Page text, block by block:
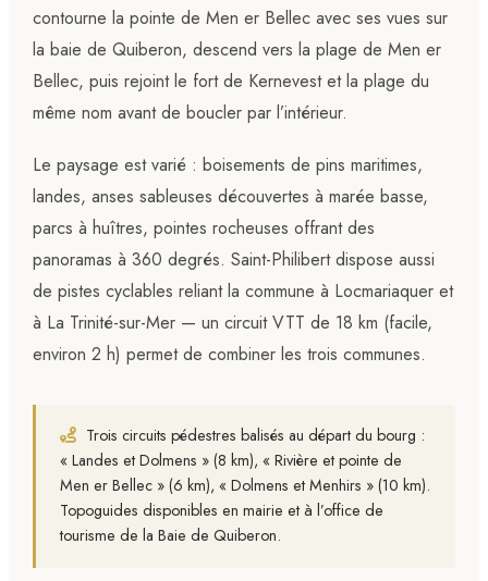
contourne la pointe de Men er Bellec avec ses vues sur
la baie de Quiberon, descend vers la plage de Men er
Bellec, puis rejoint le fort de Kernevest et la plage du
même nom avant de boucler par l’intérieur.
Le paysage est varié : boisements de pins maritimes,
landes, anses sableuses découvertes à marée basse,
parcs à huîtres, pointes rocheuses offrant des
panoramas à 360 degrés. Saint-Philibert dispose aussi
de pistes cyclables reliant la commune à Locmariaqueret
à La Trinité-sur-Mer — un circuit VTT de 18 km (facile,
environ 2 h) permet de combiner les trois communes.
Trois circuits pédestres balisés au départ du bourg :
« Landes et Dolmens » (8 km), « Rivière et pointe de
Men er Bellec » (6 km), « Dolmens et Menhirs » (10 km).
Topoguides disponibles en mairie et à l’office de
tourisme de la Baie de Quiberon.